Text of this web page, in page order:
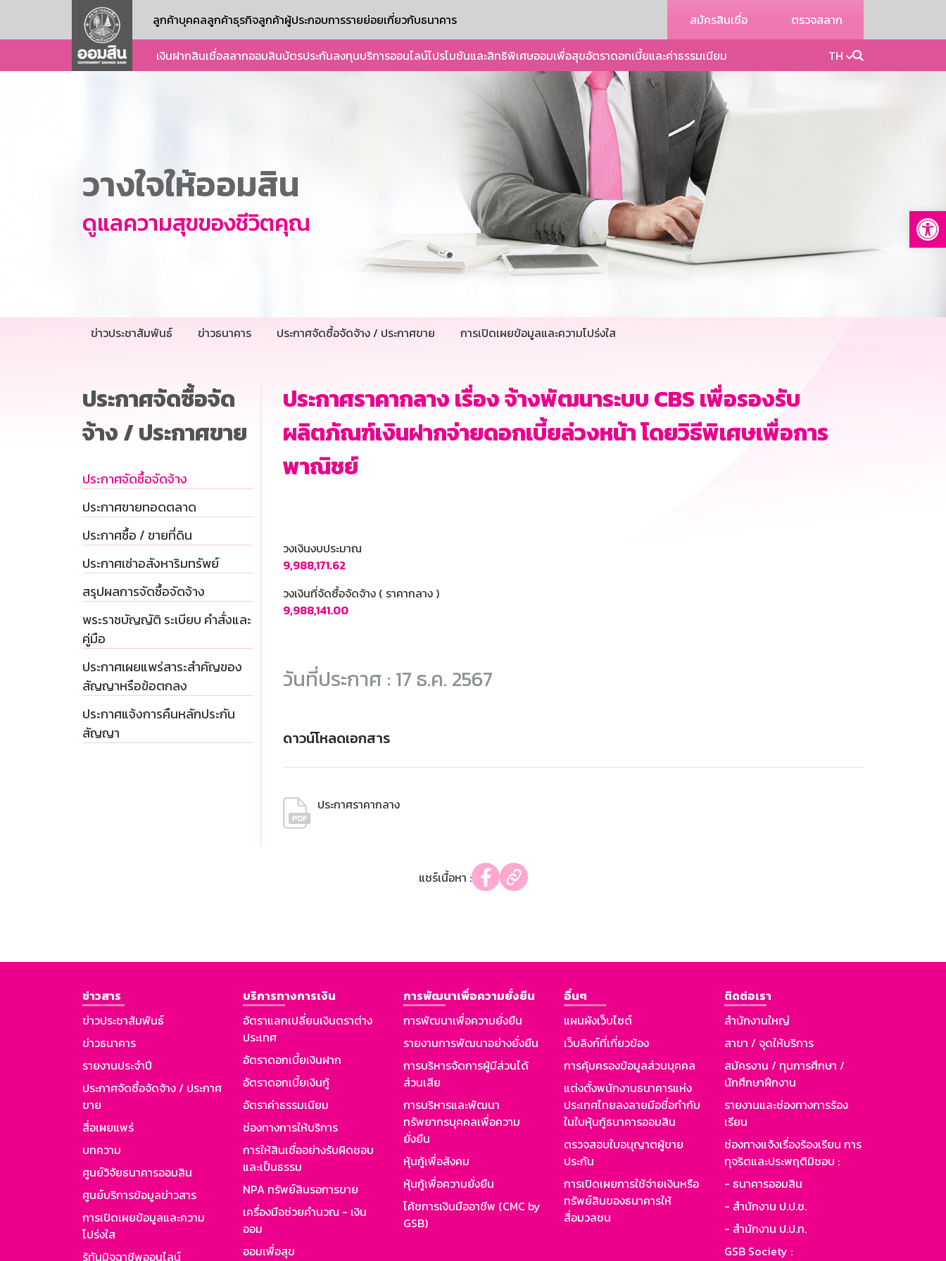
ลูกค้าบุคคลลูกค้าธุรกิจลูกค้าผู้ประกอบการรายย่อยเกี่ยวกับธนาคาร สมัครสินเชื่อ ตรวจสลาก
เงินฝากสินเชื่อสลากออมสินบัตรประกันลงทุนบริการออนไลน์โปรโมชันและสิทธิพิเศษออมเพื่อสุขอัตราดอกเบี้ยและค่าธรรมเนียม TH
วางใจให้ออมสิน
ดูแลความสุขของชีวิตคุณ
ข่าวประชาสัมพันธ์ ข่าวธนาคาร ประกาศจัดซื้อจัดจ้าง / ประกาศขาย การเปิดเผยข้อมูลและความโปร่งใส
ประกาศจัดซื้อจัด
จ้าง / ประกาศขาย
ประกาศจัดซื้อจัดจ้าง
ประกาศขายทอดตลาด
ประกาศซื้อ / ขายที่ดิน
ประกาศเช่าอสังหาริมทรัพย์
สรุปผลการจัดซื้อจัดจ้าง
พระราชบัญญัติ ระเบียบ คำสั่งและ
คู่มือ
ประกาศเผยแพร่สาระสำคัญของ
สัญญาหรือข้อตกลง
ประกาศแจ้งการคืนหลักประกัน
สัญญา
ประกาศราคากลาง เรื่อง จ้างพัฒนาระบบ CBS เพื่อรองรับ
ผลิตภัณฑ์เงินฝากจ่ายดอกเบี้ยล่วงหน้า โดยวิธีพิเศษเพื่อการ
พาณิชย์
วงเงินงบประมาณ
9,988,171.62
วงเงินที่จัดซื้อจัดจ้าง ( ราคากลาง )
9,988,141.00
วันที่ประกาศ : 17 ธ.ค. 2567
ดาวน์โหลดเอกสาร
ประกาศราคากลาง
แชร์เนื้อหา :
ข่าวสาร
ข่าวประชาสัมพันธ์
ข่าวธนาคาร
รายงานประจำปี
ประกาศจัดซื้อจัดจ้าง / ประกาศ
ขาย
สื่อเผยแพร่
บทความ
ศูนย์วิจัยธนาคารออมสิน
ศูนย์บริการข้อมูลข่าวสาร
การเปิดเผยข้อมูลและความ
โปร่งใส
รู้ทันมิจฉาชีพออนไลน์
บริการทางการเงิน
อัตราแลกเปลี่ยนเงินตราต่าง
ประเทศ
อัตราดอกเบี้ยเงินฝาก
อัตราดอกเบี้ยเงินกู้
อัตราค่าธรรมเนียม
ช่องทางการให้บริการ
การให้สินเชื่ออย่างรับผิดชอบ
และเป็นธรรม
NPA ทรัพย์สินรอการขาย
เครื่องมือช่วยคำนวณ - เงิน
ออม
ออมเพื่อสุข
การพัฒนาเพื่อความยั่งยืน
การพัฒนาเพื่อความยั่งยืน
รายงานการพัฒนาอย่างยั่งยืน
การบริหารจัดการผู้มีส่วนได้
ส่วนเสีย
การบริหารและพัฒนา
ทรัพยากรบุคคลเพื่อความ
ยั่งยืน
หุ้นกู้เพื่อสังคม
หุ้นกู้เพื่อความยั่งยืน
โค้ชการเงินมืออาชีพ (CMC by
GSB)
อื่นๆ
แผนผังเว็บไซต์
เว็บลิงก์ที่เกี่ยวข้อง
การคุ้มครองข้อมูลส่วนบุคคล
แต่งตั้งพนักงานธนาคารแห่ง
ประเทศไทยลงลายมือชื่อกำกับ
ในใบหุ้นกู้ธนาคารออมสิน
ตรวจสอบใบอนุญาตผู้ขาย
ประกัน
การเปิดเผยการใช้จ่ายเงินหรือ
ทรัพย์สินของธนาคารให้
สื่อมวลชน
ติดต่อเรา
สำนักงานใหญ่
สาขา / จุดให้บริการ
สมัครงาน / ทุนการศึกษา /
นักศึกษาฝึกงาน
รายงานและช่องทางการร้อง
เรียน
ช่องทางแจ้งเรื่องร้องเรียน การ
ทุจริตและประพฤติมิชอบ :
- ธนาคารออมสิน
- สำนักงาน ป.ป.ช.
- สำนักงาน ป.ป.ท.
GSB Society :